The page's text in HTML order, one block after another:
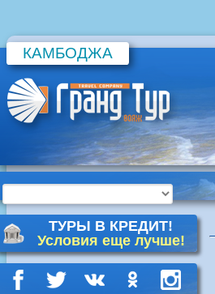
КАМБОДЖА
ТУРЫ В КРЕДИТ!
Условия еще лучше!